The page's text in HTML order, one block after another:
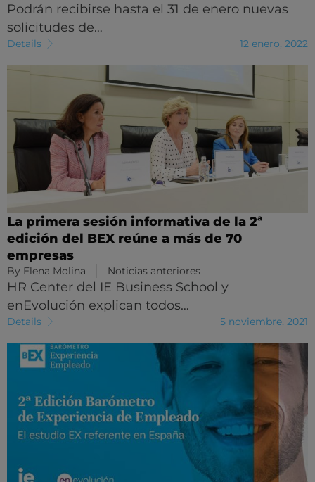
Podrán recibirse hasta el 31 de enero nuevas
solicitudes de…
Details 12 enero, 2022
La primera sesión informativa de la 2ª
edición del BEX reúne a más de 70
empresas
By Elena Molina Noticias anteriores
HR Center del IE Business School y
enEvolución explican todos…
Details 5 noviembre, 2021